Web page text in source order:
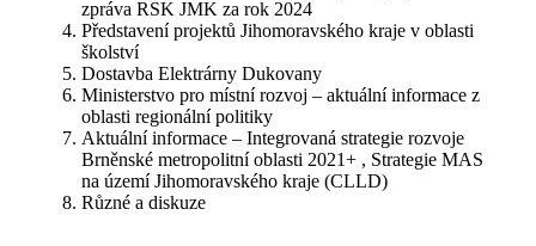
zpráva RSK JMK za rok 2024
Představení projektů Jihomoravského kraje v oblasti
školství
Dostavba Elektrárny Dukovany
Ministerstvo pro místní rozvoj – aktuální informace z
oblasti regionální politiky
Aktuální informace – Integrovaná strategie rozvoje
Brněnské metropolitní oblasti 2021+ , Strategie MAS
na území Jihomoravského kraje (CLLD)
Různé a diskuze